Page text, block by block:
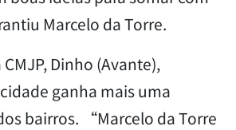
Marcelo da Torre.
Dinho (Avante),
ganha mais uma
bairros. “Marcelo da Torre